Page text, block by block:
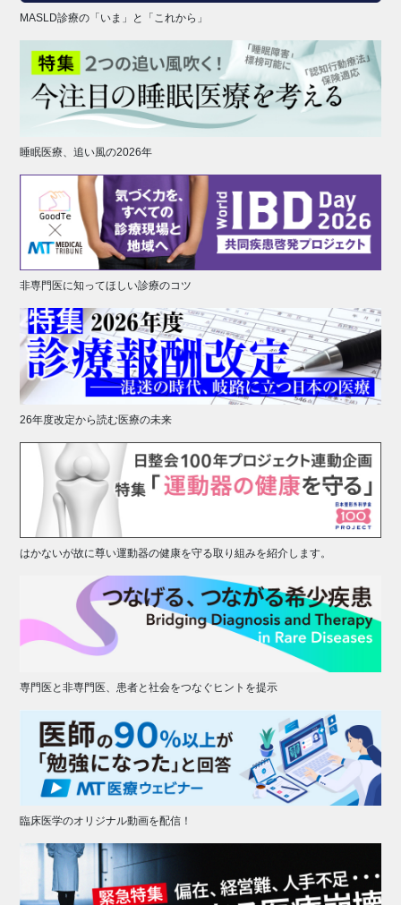
MASLD診療の「いま」と「これから」
睡眠医療、追い風の2026年
非専門医に知ってほしい診療のコツ
26年度改定から読む医療の未来
はかないが故に尊い運動器の健康を守る取り組みを紹介します。
専門医と非専門医、患者と社会をつなぐヒントを提示
臨床医学のオリジナル動画を配信！